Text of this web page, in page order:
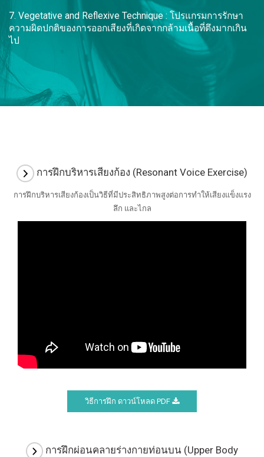
7. Vegetative and Reflexive Technique : โปรแกรมการรักษา
ความผิดปกติของการออกเสียงที่เกิดจากกล้ามเนื้อที่ตึงมากเกิน
ไป
การฝึกบริหารเสียงก้อง (Resonant Voice Exercise)
การฝึกบริหารเสียงก้องเป็นวิธีที่มีประสิทธิภาพสูงต่อการทำให้เสียงแข็งแรง
ลึก และไกล
วิธีการฝึก ดาวน์โหลด PDF
การฝึกผ่อนคลายร่างกายท่อนบน (Upper Body